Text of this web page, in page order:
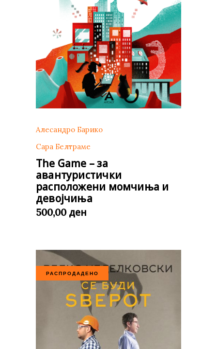
Алесандро Барико
Сара Белтраме
The Game – за
авантуристички
расположени момчиња и
девојчиња
500,00 ден
РАСПРОДАДЕНО